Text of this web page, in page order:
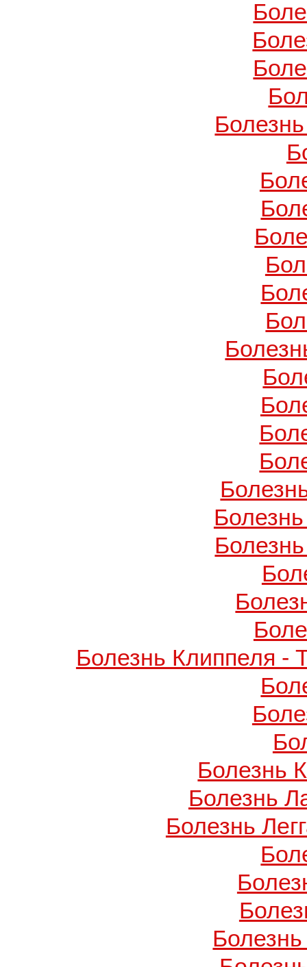
Болезнь Клиппеля -
Болезнь
Болезнь
Болезнь